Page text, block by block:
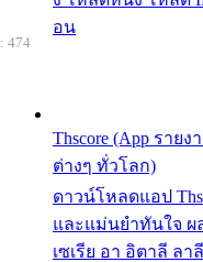
อน
Thscore (App รา
ต่างๆ ทั่วโลก)
ดาวน์โหลดแอป
และแม่นยำทันใจ ผ
เซเรีย อา อิตาลี ลา
474